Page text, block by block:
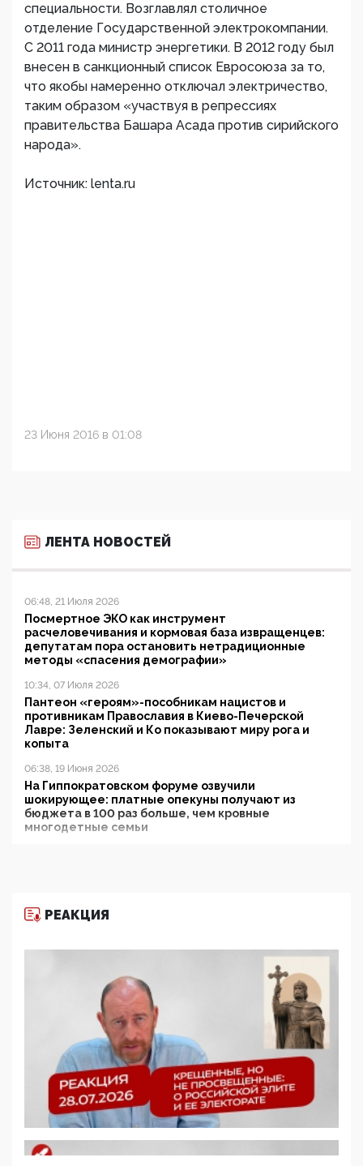
специальности. Возглавлял столичное
отделение Государственной электрокомпании.
С 2011 года министр энергетики. В 2012 году был
внесен в санкционный список Евросоюза за то,
что якобы намеренно отключал электричество,
таким образом «участвуя в репрессиях
правительства Башара Асада против сирийского
народа».
Источник: lenta.ru
23 Июня 2016 в 01:08
ЛЕНТА НОВОСТЕЙ
06:48, 21 Июля 2026
Посмертное ЭКО как инструмент
расчеловечивания и кормовая база извращенцев:
депутатам пора остановить нетрадиционные
методы «спасения демографии»
10:34, 07 Июля 2026
Пантеон «героям»-пособникам нацистов и
противникам Православия в Киево-Печерской
Лавре: Зеленский и Ко показывают миру рога и
копыта
06:38, 19 Июня 2026
На Гиппократовском форуме озвучили
шокирующее: платные опекуны получают из
бюджета в 100 раз больше, чем кровные
многодетные семьи
11:53, 09 Июня 2026
деятельность ИИТО ЮНЕСКО в России, но
цифроглобалисты продолжают определять
повестку в образовании
09:43, 01 Июня 2026
5G за счет здоровья граждан: Минцифры намерено
отобрать у регионов и муниципалитетов право
защищать жилые дома и социальные объекты от
05:58, 26 Мая 2026
Роскомнадзор освободили от борца с
деструктивным и опасным контентом
07:39, 25 Мая 2026
РЕАКЦИЯ